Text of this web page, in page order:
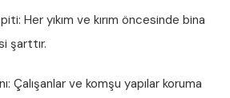
Her yıkım ve kırım öncesinde bina
şarttır.
Çalışanlar ve komşu yapılar koruma